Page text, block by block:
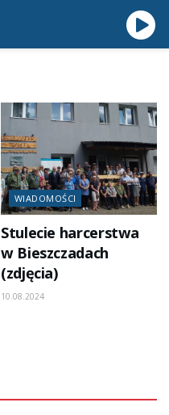
WIADOMOŚCI
Stulecie harcerstwa
w Bieszczadach
(zdjęcia)
10.08.2024